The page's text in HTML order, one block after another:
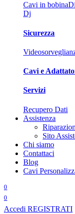
Cavi in bobina
Dj
Sicurezza
Cavi e
Servizi
Recupero Dati
Assistenza
Sito
Chi siamo
Contattaci
Blog
Cavi
0
0
Accedi REGISTRATI